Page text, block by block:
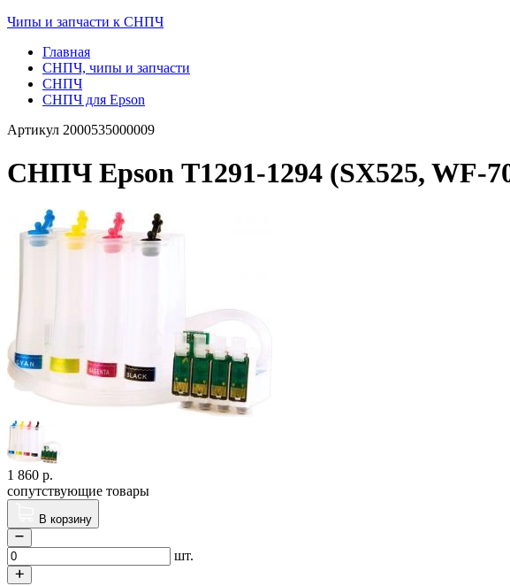
Чипы и запчасти к СНПЧ
Главная
СНПЧ, чипы и запчасти
СНПЧ
СНПЧ для Epson
Артикул 2000535000009
СНПЧ Epson Т1291-1294 (SX525, WF-
1 860 р.
сопутствующие товары
В корзину
шт.